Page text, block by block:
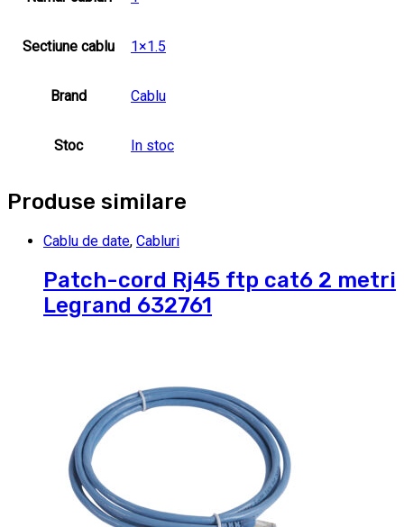
Sectiune cablu 1×1.5
Brand Cablu
Stoc In stoc
Produse similare
Cablu de date, Cabluri
Patch-cord Rj45 ftp cat6 2 metri
Legrand 632761